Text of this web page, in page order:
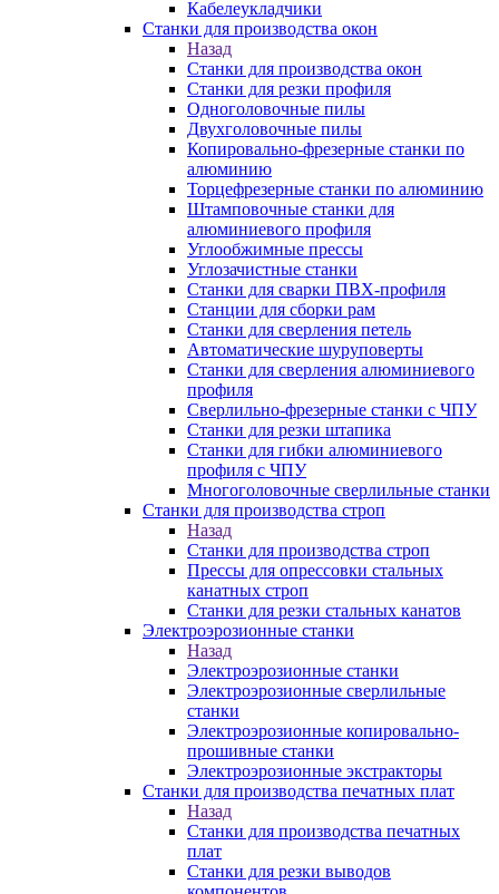
Кабелеукладчики
Станки для производства окон
Назад
Станки для производства окон
Станки для резки профиля
Одноголовочные пилы
Двухголовочные пилы
Копировально-фрезерные станки по
алюминию
Торцефрезерные станки по алюминию
Штамповочные станки для
алюминиевого профиля
Углообжимные прессы
Углозачистные станки
Станки для сварки ПВХ-профиля
Станции для сборки рам
Станки для сверления петель
Автоматические шуруповерты
Станки для сверления алюминиевого
профиля
Сверлильно-фрезерные станки с ЧПУ
Станки для резки штапика
Станки для гибки алюминиевого
профиля с ЧПУ
Многоголовочные сверлильные станки
Станки для производства строп
Назад
Станки для производства строп
Прессы для опрессовки стальных
канатных строп
Станки для резки стальных канатов
Электроэрозионные станки
Назад
Электроэрозионные станки
Электроэрозионные сверлильные
станки
Электроэрозионные копировально-
прошивные станки
Электроэрозионные экстракторы
Станки для производства печатных плат
Назад
Станки для производства печатных
плат
Станки для резки выводов